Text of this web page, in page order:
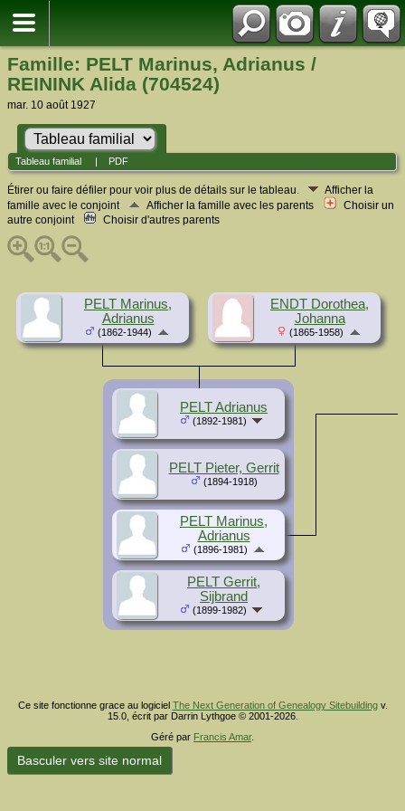
Famille: PELT Marinus, Adrianus /
REININK Alida (704524)
mar. 10 août 1927
Tableau familial PDF
Étirer ou faire défiler pour voir plus de détails sur le tableau.
Afficher la
famille avec le conjoint
Afficher la famille avec les parents
Choisir un
autre conjoint
Choisir d'autres parents
PELT Marinus,
Adrianus
(1862-1944)
ENDT Dorothea,
Johanna
(1865-1958)
PELT Adrianus
(1892-1981)
PELT Pieter, Gerrit
(1894-1918)
PELT Gerrit,
Sijbrand
(1899-1982)
PELT Marinus,
Adrianus
(1896-1981)
Ce site fonctionne grace au logiciel The Next Generation of Genealogy Sitebuildingv.
15.0, écrit par Darrin Lythgoe © 2001-2026.
Géré par Francis Amar.
Basculer vers site normal